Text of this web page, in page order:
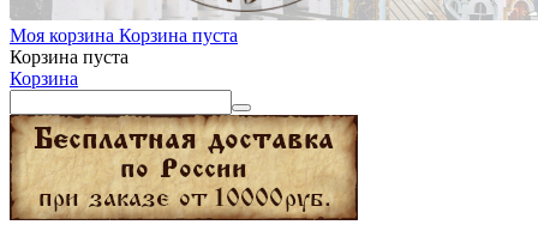
Моя корзина Корзина пуста
Корзина пуста
Корзина